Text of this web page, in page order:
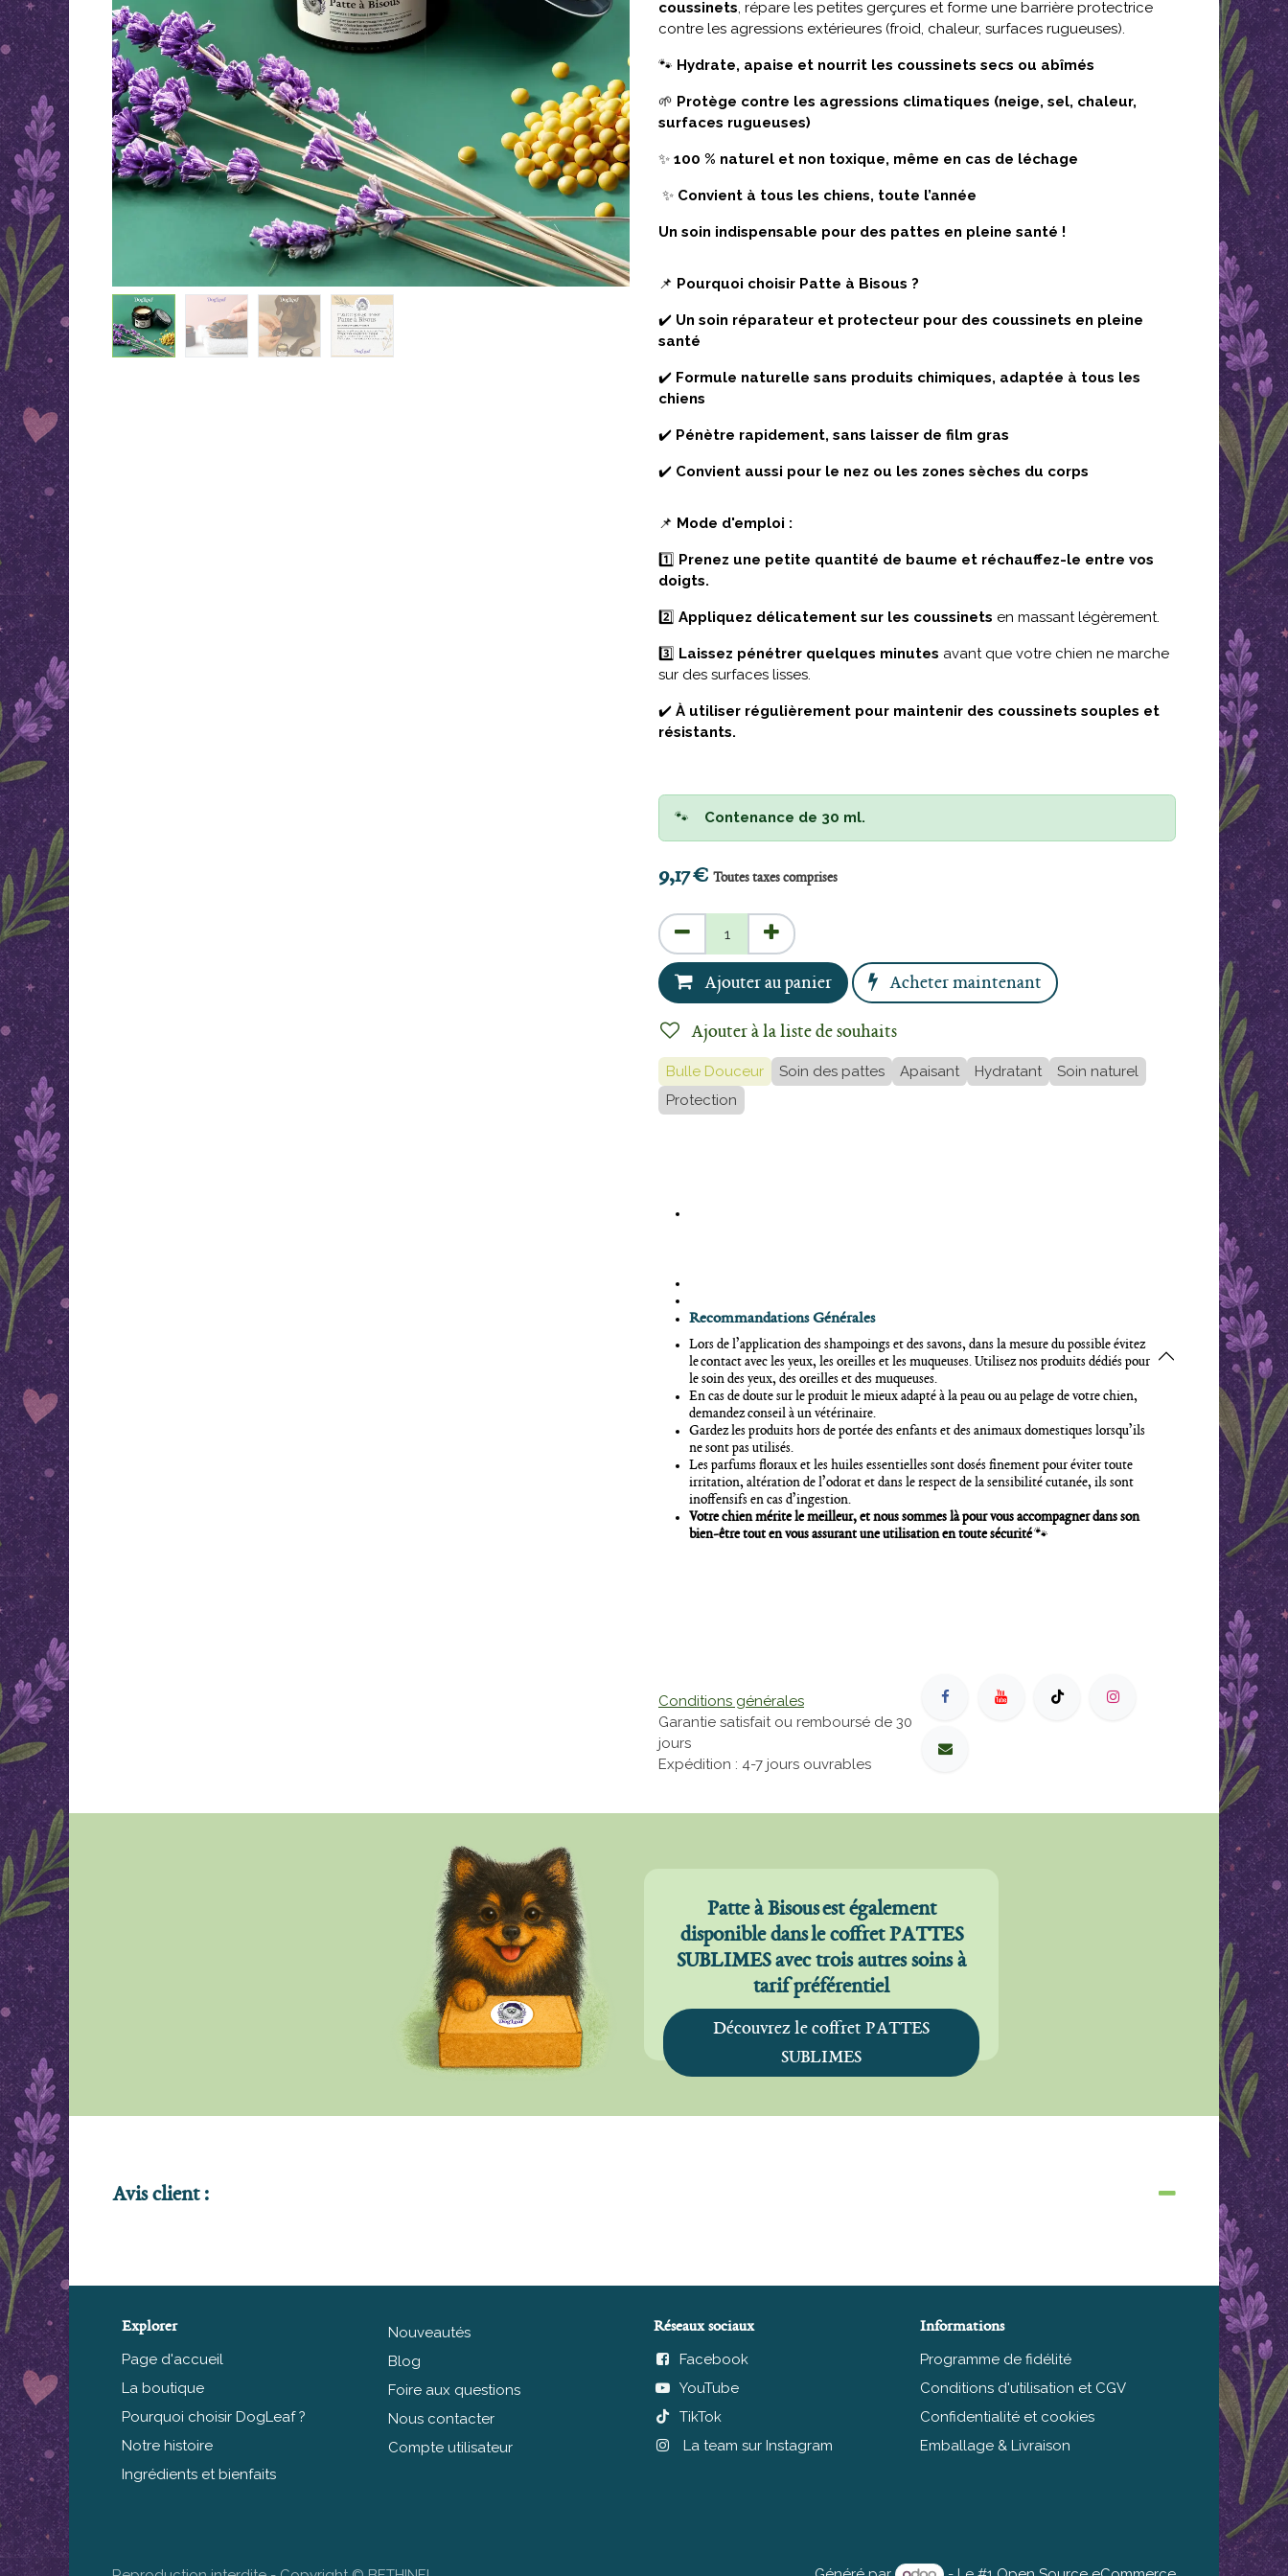
coussinets, répare les petites gerçures et forme une barrière protectrice
contre les agressions extérieures (froid, chaleur, surfaces rugueuses).
🐾 Hydrate, apaise et nourrit les coussinets secs ou abîmés
🌱 Protège contre les agressions climatiques (neige, sel, chaleur,
surfaces rugueuses)
✨ 100 % naturel et non toxique, même en cas de léchage
✨ Convient à tous les chiens, toute l’année
Un soin indispensable pour des pattes en pleine santé !
📌 Pourquoi choisir Patte à Bisous ?
✔️ Un soin réparateur et protecteur pour des coussinets en pleine
santé
✔️ Formule naturelle sans produits chimiques, adaptée à tous les
chiens
✔️ Pénètre rapidement, sans laisser de film gras
✔️ Convient aussi pour le nez ou les zones sèches du corps
📌 Mode d'emploi :
1️⃣ Prenez une petite quantité de baume et réchauffez-le entre vos
doigts.
2️⃣ Appliquez délicatement sur les coussinets en massant légèrement.
3️⃣ Laissez pénétrer quelques minutes avant que votre chien ne marche
sur des surfaces lisses.
✔️ À utiliser régulièrement pour maintenir des coussinets souples et
résistants.
🐾 Contenance de 30 ml.​​
9,17€ Toutes taxes comprises
Ajouter au panier Acheter maintenant
Ajouter à la liste de souhaits
Bulle Douceur Soin des pattes Apaisant Hydratant
Soin naturel
Protection
Recommandations Générales
Lors de l’application des shampoings et des savons, dans la mesure du possible évitez
le contact avec les yeux, les oreilles et les muqueuses. Utilisez nos produits dédiés pour
le soin des yeux, des oreilles et des muqueuses.
En cas de doute sur le produit le mieux adapté à la peau ou au pelage de votre chien,
demandez conseil à un vétérinaire.
Gardez les produits hors de portée des enfants et des animaux domestiques lorsqu’ils
ne sont pas utilisés.
Les parfums floraux et les huiles essentielles sont dosés finement pour éviter toute
irritation, altération de l’odorat et dans le respect de la sensibilité cutanée, ils sont
inoffensifs en cas d’ingestion.
Votre chien mérite le meilleur, et nous sommes là pour vous accompagner dans son
bien-être tout en vous assurant une utilisation en toute sécurité🐾
Conditions générales
Garantie satisfait ou remboursé de 30
jours
Expédition : 4-7 jours ouvrables
Patte à Bisous est également
disponible dans le coffret PATTES
SUBLIMES avec trois autres soins à
tarif préférentiel
Découvrez le coffret PATTES
SUBLIMES
Avis client :
Explorer
Page d'accueil
La boutique
Pourquoi choisir DogLeaf ?
Notre histoire
Ingrédients et bienfaits
Informations
Programme de fidélité
Conditions d'utilisation et CGV
Confidentialité et cookies
Emballage & Livraison
Réseaux sociaux
Facebook
YouTube
TikTok
La team sur Instagram
Nouveautés
Blog
Foire aux questions
Nous contacter
Compte utilisateur